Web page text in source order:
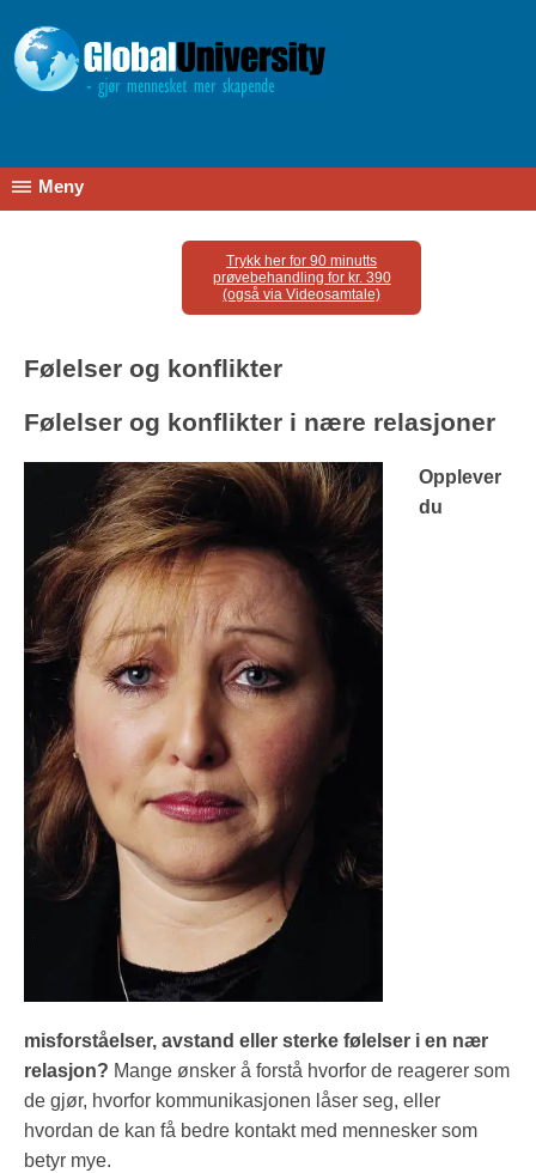
Meny
Trykk her for 90 minutts
prøvebehandling for kr. 390
(også via Videosamtale)
Følelser og konflikter
Følelser og konflikter i nære relasjoner
Opplever
du
misforståelser, avstand eller sterke følelser i en nær
relasjon? Mange ønsker å forstå hvorfor de reagerer som
de gjør, hvorfor kommunikasjonen låser seg, eller
hvordan de kan få bedre kontakt med mennesker som
betyr mye.